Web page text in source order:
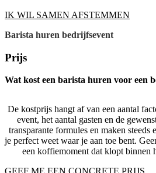
IK WIL SAMEN AFSTEMMEN
Barista huren bedrijfsevent
Prijs
Wat kost een barista huren voor een
De kostprijs hangt af van een aantal
event, het aantal gasten en de
transparante formules en maken steeds
je perfect weet waar je aan toe bent.
een koffiemoment dat klopt binnen